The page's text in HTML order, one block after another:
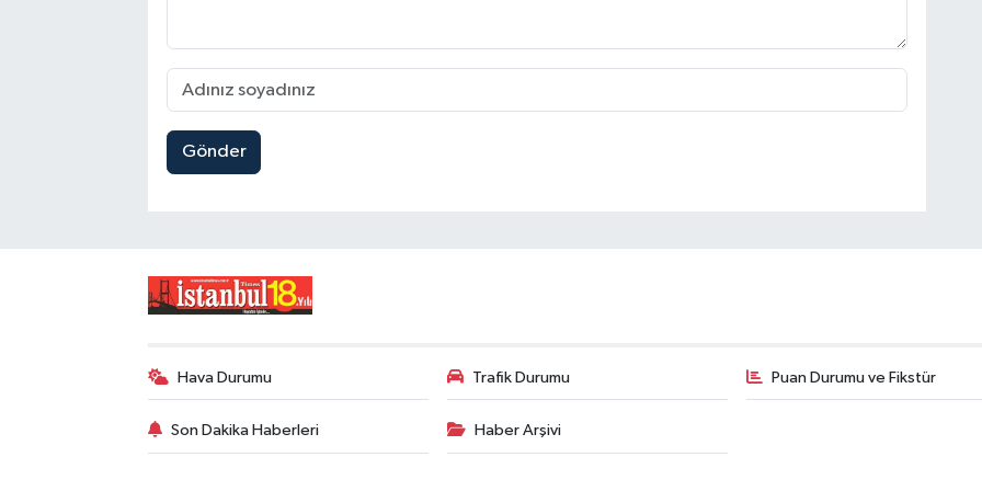
Gönder
Hava Durumu Trafik Durumu Puan Durumu ve Fikstür
Son Dakika Haberleri Haber Arşivi